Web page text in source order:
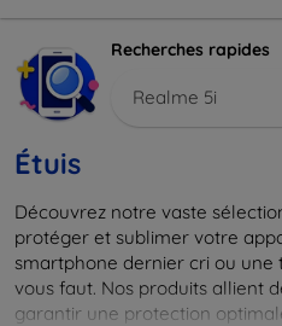
Recherches rapides
Realme 5i
Étuis
Découvrez notre vaste
protéger et sublimer votre
smartphone dernier cri ou une
vous faut. Nos produits allient
garantir une protection